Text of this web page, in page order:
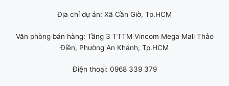
Địa chỉ dự án: Xã Cần Giờ, Tp.HCM
Văn phòng bán hàng: Tầng 3 TTTM Vincom Mega Mall Thảo
Điền, Phường An Khánh, Tp.HCM
Điện thoại: 0968 339 379